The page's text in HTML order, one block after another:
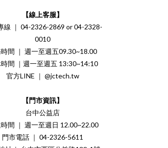
【線上客服】
線 ｜ 04-2326-2869 or 04-2328-
0010
間 ｜ 週一至週五09.30~18.00
間 ｜週一至週五 13:30~14:10
官方LINE ｜ @jctech.tw
【門市資訊】
台中公益店
間 ｜ 週一至週日 12.00~22.00
門市電話 ｜ 04-2326-5611